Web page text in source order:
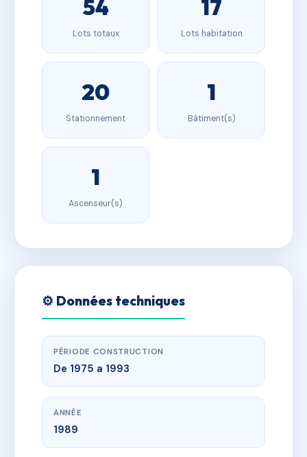
54
Lots totaux
17
Lots habitation
20
Stationnement
1
Bâtiment(s)
1
Ascenseur(s)
⚙️ Données techniques
PÉRIODE CONSTRUCTION
De 1975 a 1993
ANNÉE
1989